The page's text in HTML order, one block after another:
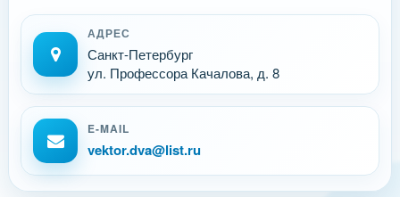
АДРЕС
Санкт-Петербург
ул. Профессора Качалова, д. 8
E-MAIL
vektor.dva@list.ru